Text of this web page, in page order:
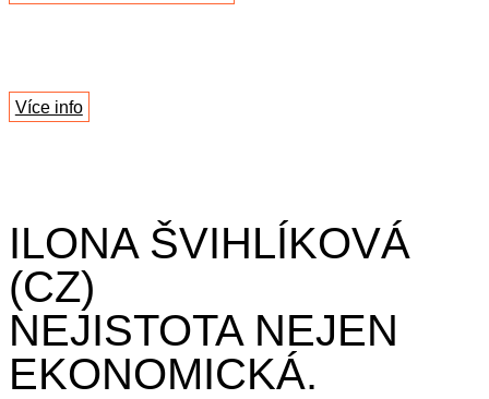
Více info
ILONA ŠVIHLÍKOVÁ
(CZ)
NEJISTOTA NEJEN
EKONOMICKÁ.